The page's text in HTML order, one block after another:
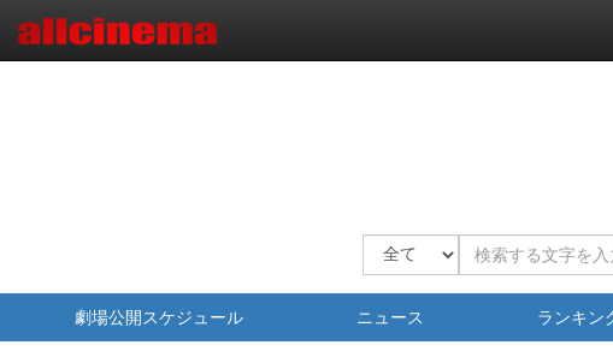
劇場公開スケジュール ニュース ランキン